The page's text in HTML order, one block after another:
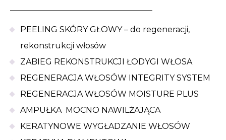
PEELING SKÓRY GŁOWY – do regeneracji,
rekonstrukcji włosów
ZABIEG REKONSTRUKCJI ŁODYGI WŁOSA
REGENERACJA WŁOSÓW INTEGRITY SYSTEM
REGENERACJA WŁOSÓW MOISTURE PLUS
AMPUŁKA MOCNO NAWILŻAJĄCA
KERATYNOWE WYGŁADZANIE WŁOSÓW